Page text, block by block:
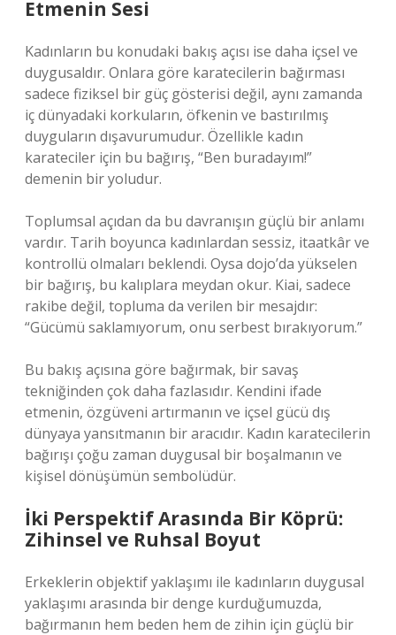
Etmenin Sesi
Kadınların bu konudaki bakış açısı ise daha içsel ve
duygusaldır. Onlara göre karatecilerin bağırması
sadece fiziksel bir güç gösterisi değil, aynı zamanda
iç dünyadaki korkuların, öfkenin ve bastırılmış
duyguların dışavurumudur. Özellikle kadın
karateciler için bu bağırış, “Ben buradayım!”
demenin bir yoludur.
Toplumsal açıdan da bu davranışın güçlü bir anlamı
vardır. Tarih boyunca kadınlardan sessiz, itaatkâr ve
kontrollü olmaları beklendi. Oysa dojo’da yükselen
bir bağırış, bu kalıplara meydan okur. Kiai, sadece
rakibe değil, topluma da verilen bir mesajdır:
“Gücümü saklamıyorum, onu serbest bırakıyorum.”
Bu bakış açısına göre bağırmak, bir savaş
tekniğinden çok daha fazlasıdır. Kendini ifade
etmenin, özgüveni artırmanın ve içsel gücü dış
dünyaya yansıtmanın bir aracıdır. Kadın karatecilerin
bağırışı çoğu zaman duygusal bir boşalmanın ve
kişisel dönüşümün sembolüdür.
İki Perspektif Arasında Bir Köprü:
Zihinsel ve Ruhsal Boyut
Erkeklerin objektif yaklaşımı ile kadınların duygusal
yaklaşımı arasında bir denge kurduğumuzda,
bağırmanın hem beden hem de zihin için güçlü bir